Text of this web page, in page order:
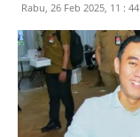
Rabu, 26 Feb 2025, 11 : 44